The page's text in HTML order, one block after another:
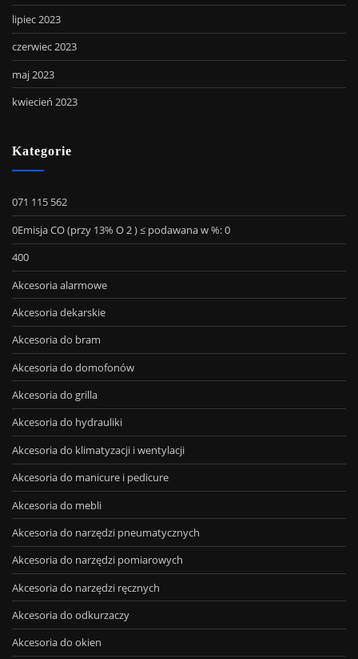
lipiec 2023
czerwiec 2023
maj 2023
kwiecień 2023
Kategorie
071 115 562
0Emisja CO (przy 13% O 2 ) ≤ podawana w %: 0
400
Akcesoria alarmowe
Akcesoria dekarskie
Akcesoria do bram
Akcesoria do domofonów
Akcesoria do grilla
Akcesoria do hydrauliki
Akcesoria do klimatyzacji i wentylacji
Akcesoria do manicure i pedicure
Akcesoria do mebli
Akcesoria do narzędzi pneumatycznych
Akcesoria do narzędzi pomiarowych
Akcesoria do narzędzi ręcznych
Akcesoria do odkurzaczy
Akcesoria do okien